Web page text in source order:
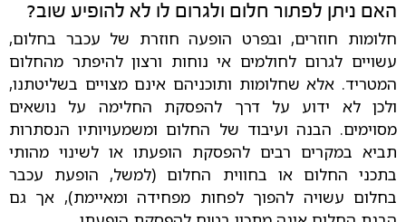
האם ניתן לפתור חלום ולגרום לו לא להופיע שוב?
חלומות חוזרים, ובפרט הופעה חוזרת של עכבר בחלום,
עשויים לגרום לחולמים אי נוחות ורצון להיפתר מהחלום
המטריד. אלא שחלומות ותוכניהם אינם מצויים בשליטתנו,
ולכן לא ידוע על דרך להפסקת החלימה על נושאים
מסוימים. הבנה ועיבוד של החלום ומשמעויותיו הנסתרות
תביא במקרים רבים להפסקת הופעתו או לשינוי מהותי
בתכני החלום או בחווית החלום (למשל, הופעת עכבר
בחלום עשויה להפוך לפחות מפחידה ומאיימת), אך גם